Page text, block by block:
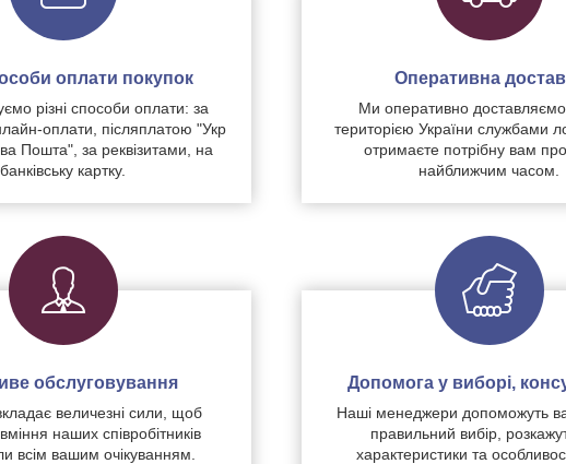
оплати покупок
різні способи оплати: за
оплати, післяплатою "Укр
Пошта", за реквізитами, на
банківську картку.
Оперативна
Ми оперативно
територією України службами
отримаєте потрібну вам
найближчим часом.
обслуговування
величезні сили, щоб
наших співробітників
всім вашим очікуванням.
Допомога у виборі,
Наші менеджери допоможуть
правильний вибір,
характеристики та